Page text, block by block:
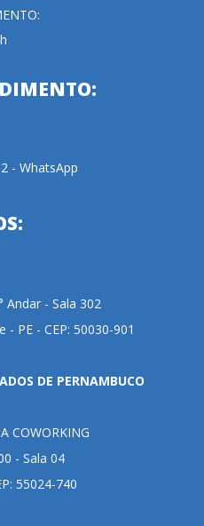
- WhatsApp
Andar - Sala 302
PE - CEP: 50030-901
DE PERNAMBUCO
COWORKING
- Sala 04
55024-740